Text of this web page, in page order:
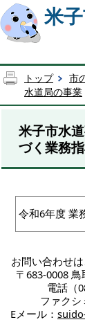
米
トップ 市
水道局の事業
米子市水
づく業務指
令和6年度 業
お問い合わせ
〒683-0008
電話（
ファクシ
Eメール：